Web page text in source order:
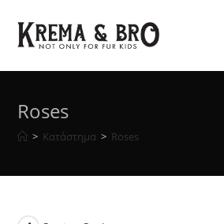
content
Roses
> Κατάστημα > Roses